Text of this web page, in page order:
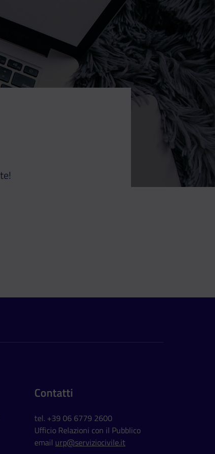
Contatti
tel. +39 06 6779 2600
Ufficio Relazioni con il Pubblico
email urp@serviziocivile.it